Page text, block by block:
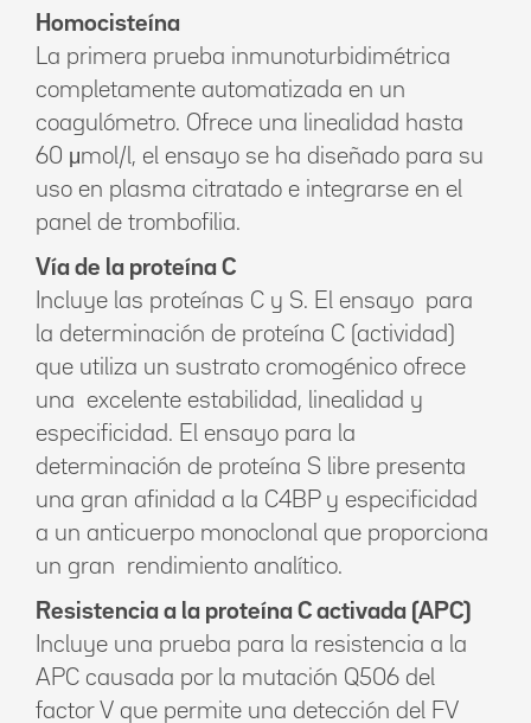
Homocisteína
La primera prueba inmunoturbidimétrica
completamente automatizada en un
coagulómetro. Ofrece una linealidad hasta
60 μmol/l, el ensayo se ha diseñado para su
uso en plasma citratado e integrarse en el
panel de trombofilia.
Vía de la proteína C
Incluye las proteínas C y S. El ensayo para
la determinación de proteína C (actividad)
que utiliza un sustrato cromogénico ofrece
una excelente estabilidad, linealidad y
especificidad. El ensayo para la
determinación de proteína S libre presenta
una gran afinidad a la C4BP y especificidad
a un anticuerpo monoclonal que proporciona
un gran rendimiento analítico.
Resistencia a la proteína C activada (APC)
Incluye una prueba para la resistencia a la
APC causada por la mutación Q506 del
factor V que permite una detección del FV